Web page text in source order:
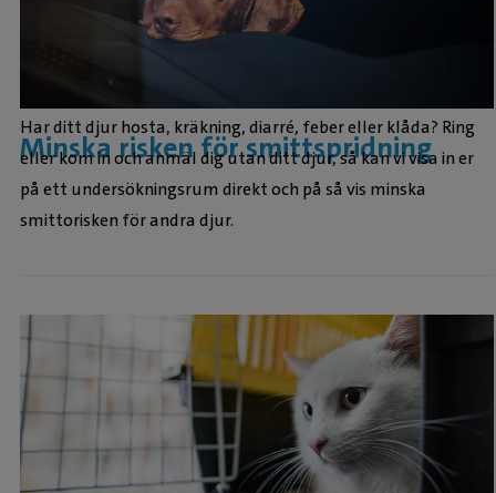
Minska risken för smittspridning
Har ditt djur hosta, kräkning, diarré, feber eller klåda? Ring
eller kom in och anmäl dig utan ditt djur, så kan vi visa in er
på ett undersökningsrum direkt och på så vis minska
smittorisken för andra djur.